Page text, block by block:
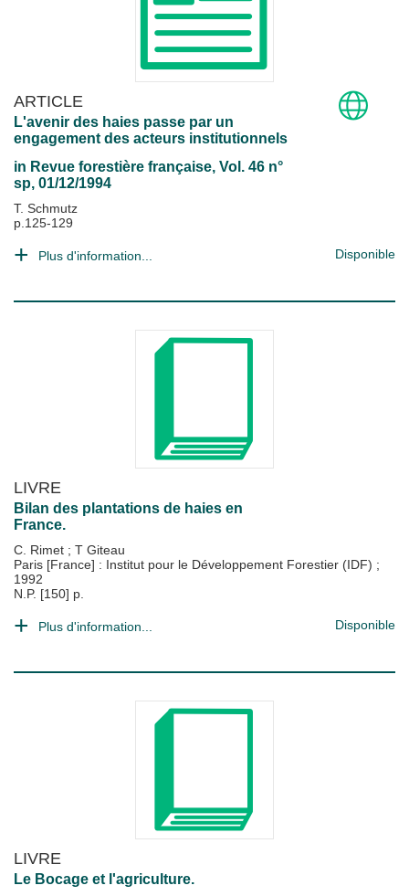
ARTICLE
L'avenir des haies passe par un
engagement des acteurs institutionnels
in Revue forestière française, Vol. 46 n°
sp, 01/12/1994
T. Schmutz
p.125-129
Plus d'information... Disponible
LIVRE
Bilan des plantations de haies en
France.
C. Rimet ; T Giteau
Paris [France] : Institut pour le Développement Forestier (IDF) ;
1992
N.P. [150] p.
Plus d'information... Disponible
LIVRE
Le Bocage et l'agriculture.